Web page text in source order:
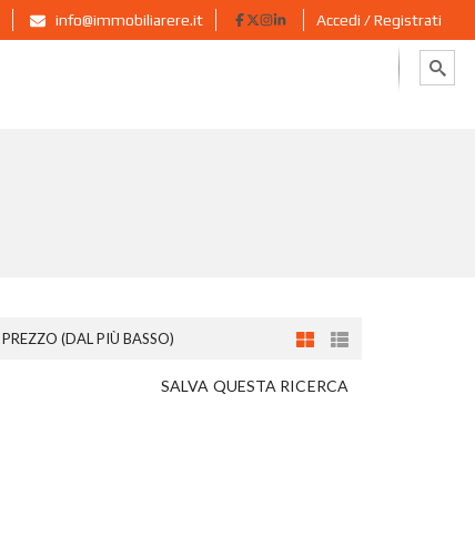
info@immobiliarere.it Accedi / Registrati
PREZZO (DAL PIÙ BASSO)
SALVA QUESTA RICERCA